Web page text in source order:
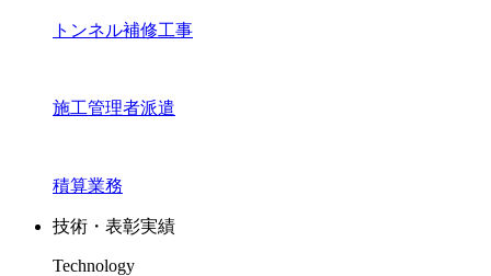
トンネル補修工事
施工管理者派遣
積算業務
技術・表彰実績
Technology